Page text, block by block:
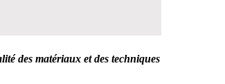
des matériaux et des techniques